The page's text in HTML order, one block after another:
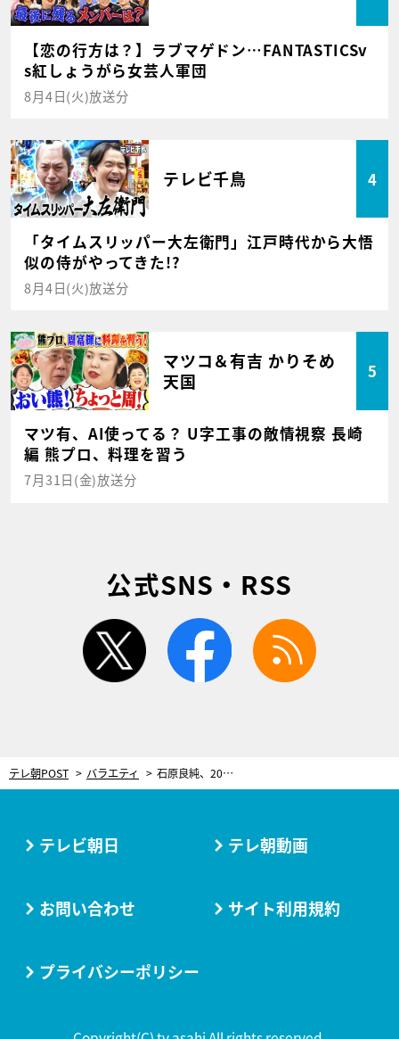
【恋の行方は？】ラブマゲドン…FANTASTICSv
s紅しょうがら女芸人軍団
8月4日(火)放送分
テレビ千鳥 4
「タイムスリッパー大左衛門」江戸時代から大悟
似の侍がやってきた!?
8月4日(火)放送分
マツコ＆有吉 かりそめ
天国
5
マツ有、AI使ってる？ U字工事の敵情視察 長崎
編 熊プロ、料理を習う
7月31日(金)放送分
公式SNS・RSS
twitter facebook
テレ朝POST バラエティ 石原良純、20年来の友人・萬田久子と伊勢神宮へ！“立入禁止の聖域”で絶景に感動
テレビ朝日 テレ朝動画
お問い合わせ サイト利用規約
プライバシーポリシー